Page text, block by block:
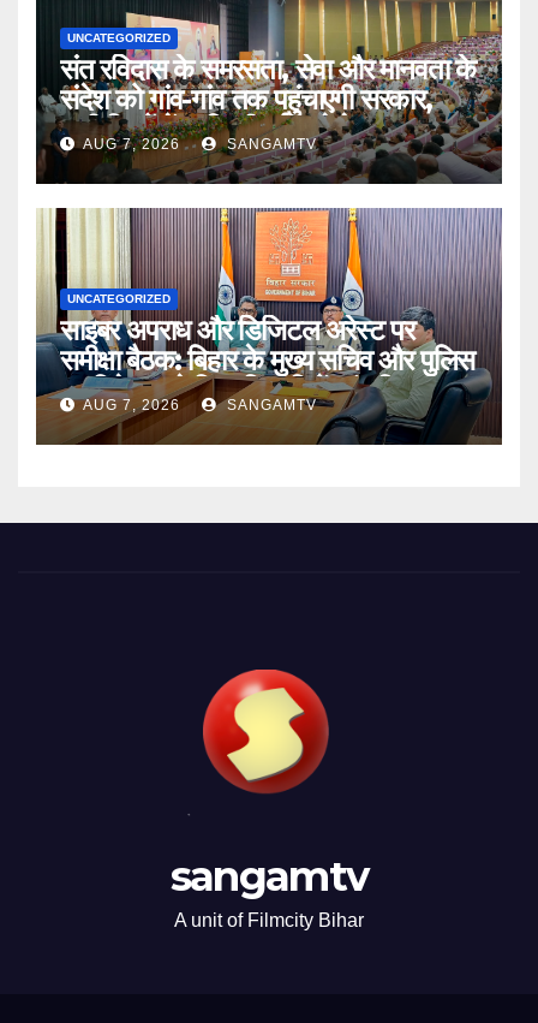
UNCATEGORIZED
संत रविदास के समरसता, सेवा और मानवता के
संदेश को गांव-गांव तक पहुंचाएगी सरकार,
सभी जिलों में सावित्रीबाई फुले के नाम पर खुल
रहा है आवासीय विद्यालय : मुख्यमंत्री
AUG 7, 2026 SANGAMTV
UNCATEGORIZED
साइबर अपराध और डिजिटल अरेस्ट पर
समीक्षा बैठक: बिहार के मुख्य सचिव और पुलिस
महानिदेशक ने जिलाधिकारियों एवं पुलिस
अधीक्षकों के साथ की उच्च स्तरीय बैठक
AUG 7, 2026 SANGAMTV
sangamtv
A unit of Filmcity Bihar